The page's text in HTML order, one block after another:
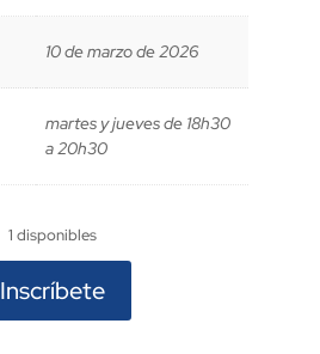
10 de marzo de 2026
martes y jueves de 18h30
a 20h30
1 disponibles
Inscríbete